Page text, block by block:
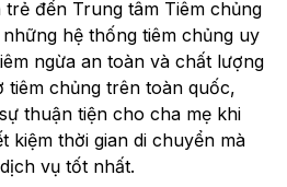
đến Trung tâm Tiêm chủng
hệ thống tiêm chủng uy
ngừa an toàn và chất lượng
tiêm chủng trên toàn quốc,
thuận tiện cho cha mẹ khi
kiệm thời gian di chuyển mà
vụ tốt nhất.